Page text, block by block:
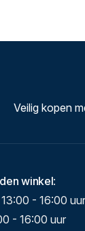
Veilig kopen
winkel:
- 16:00 uur
- 16:00 uur